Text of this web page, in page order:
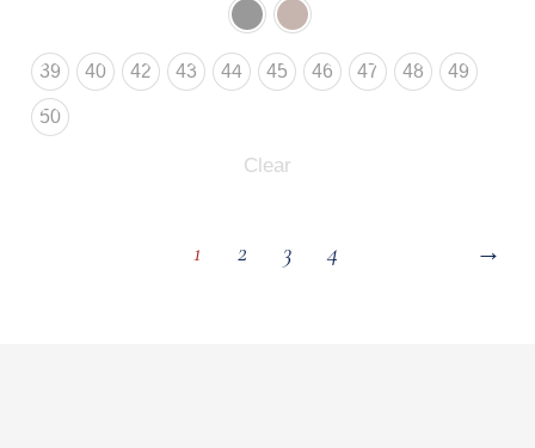
39 40 42 43 44 45 46 47 48 49
50
Clear
1 2 3 4 →